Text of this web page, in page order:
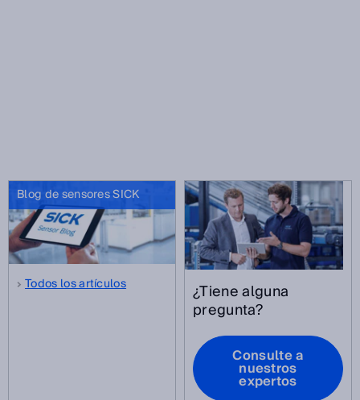
Blog de sensores SICK
Todos los artículos ¿Tiene alguna
pregunta?
Consulte a
nuestros
expertos